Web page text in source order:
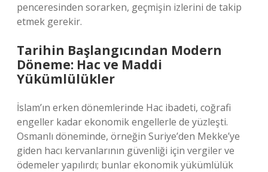
penceresinden sorarken, geçmişin izlerini de takip
etmek gerekir.
Tarihin Başlangıcından Modern
Döneme: Hac ve Maddi
Yükümlülükler
İslam’ın erken dönemlerinde Hac ibadeti, coğrafi
engeller kadar ekonomik engellerle de yüzleşti.
Osmanlı döneminde, örneğin Suriye’den Mekke’ye
giden hacı kervanlarının güvenliği için vergiler ve
ödemeler yapılırdı; bunlar ekonomik yükümlülük